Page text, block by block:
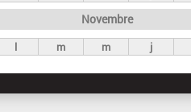
Novembre
l m m j